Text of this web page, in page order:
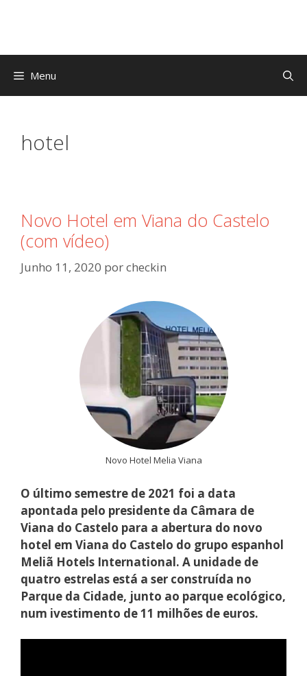
conteúdo
Menu
hotel
Novo Hotel em Viana do Castelo
(com vídeo)
Junho 11, 2020 porcheckin
Novo Hotel Melia Viana
O último semestre de 2021 foi a data
apontada pelo presidente da Câmara de
Viana do Castelo para a abertura do novo
hotel em Viana do Castelo do grupo espanhol
Meliã Hotels International. A unidade de
quatro estrelas está a ser construída no
Parque da Cidade, junto ao parque ecológico,
num ivestimento de 11 milhões de euros.